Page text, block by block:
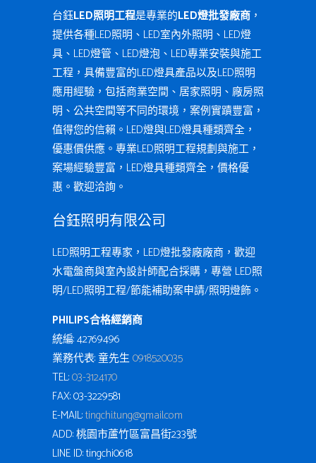
台鈺LED照明工程是專業的LED燈批發廠商 ，
提供各種LED照明、LED室內外照明、LED燈
具、LED燈管、LED燈泡、LED專業安裝與施工
工程，具備豐富的LED燈具產品以及LED照明
應用經驗，包括商業空間、居家照明、廠房照
明、公共空間等不同的環境，案例實蹟豐富，
值得您的信賴。LED燈與LED燈具種類齊全，
優惠價供應。專業LED照明工程規劃與施工，
案場經驗豐富，LED燈具種類齊全，價格優
惠。歡迎洽詢。
台鈺照明有限公司
LED照明工程專家，LED燈批發廠廠商，歡迎
水電盤商與室內設計師配合採購，專營 LED照
明/LED照明工程/節能補助案申請/照明燈飾。
PHILIPS合格經銷商
統編: 42769496
業務代表: 童先生0918520035
TEL:03-3124170
FAX: 03-3229581
E-MAIL:tingchi.tung@gmail.com
ADD: 桃園市蘆竹區富昌街233號
LINE ID: tingchi0618